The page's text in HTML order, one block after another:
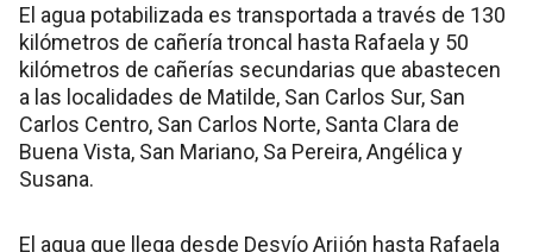
El agua potabilizada es transportada a través de 130
kilómetros de cañería troncal hasta Rafaela y 50
kilómetros de cañerías secundarias que abastecen
a las localidades de Matilde, San Carlos Sur, San
Carlos Centro, San Carlos Norte, Santa Clara de
Buena Vista, San Mariano, Sa Pereira, Angélica y
Susana.
El agua que llega desde Desvío Arijón hasta Rafaela